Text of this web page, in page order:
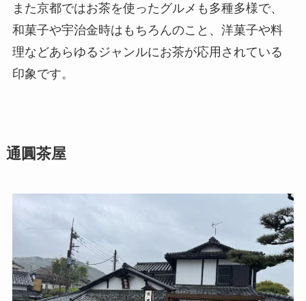
また京都ではお茶を使ったグルメも多種多様で、
和菓子や宇治金時はもちろんのこと、洋菓子や料
理などあらゆるジャンルにお茶が応用されている
印象です。
通圓茶屋